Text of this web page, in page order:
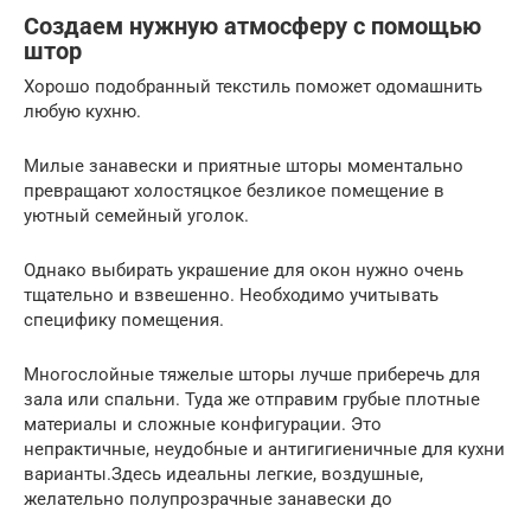
Создаем нужную атмосферу с помощью
штор
Хорошо подобранный текстиль поможет одомашнить
любую кухню.
Милые занавески и приятные шторы моментально
превращают холостяцкое безликое помещение в
уютный семейный уголок.
Однако выбирать украшение для окон нужно очень
тщательно и взвешенно. Необходимо учитывать
специфику помещения.
Многослойные тяжелые шторы лучше приберечь для
зала или спальни. Туда же отправим грубые плотные
материалы и сложные конфигурации. Это
непрактичные, неудобные и антигигиеничные для кухни
варианты.Здесь идеальны легкие, воздушные,
желательно полупрозрачные занавески до